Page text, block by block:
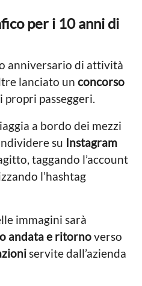
per i 10 anni di
anniversario di attività
lanciato un concorso
propri passeggeri.
a bordo dei mezzi
su Instagram
taggando l’account
l’hashtag
immagini sarà
andata e ritornoverso
servite dall’azienda